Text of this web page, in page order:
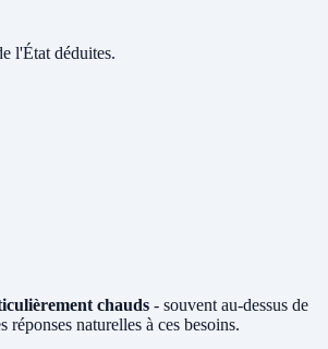
l'État déduites.
chauds - souvent au-dessus de
réponses naturelles à ces besoins.